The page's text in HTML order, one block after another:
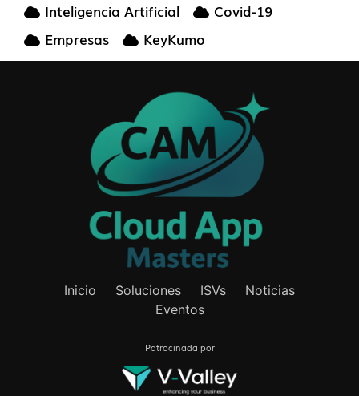
Inteligencia Artificial
Covid-19
Empresas
KeyKumo
Inicio Soluciones ISVs
Noticias
Eventos
Patrocinada por